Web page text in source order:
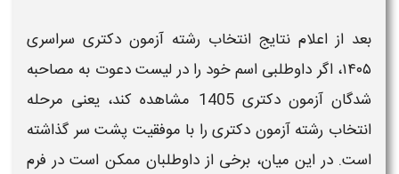
بعد از اعلام نتایج انتخاب رشته آزموندکتری سراسری
۱۴۰۵، اگر داوطلبی اسم خود را در لیست دعوت به مصاحبه
شدگان آزموندکتری 1405
مشاهده کند، یعنی مرحله
انتخاب رشته آزمون دکتری را با موفقیت پشت سر گذاشته
است. در این میان، برخی از داوطلبان ممکن است در فرم